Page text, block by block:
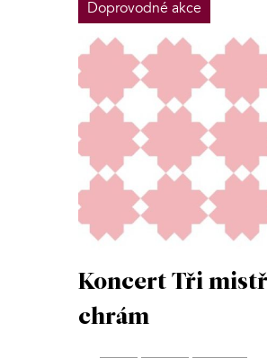
Doprovodné akce
Koncert Tři
chrám